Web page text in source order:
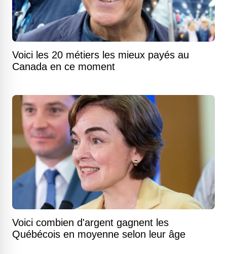
Voici les 20 métiers les mieux payés au
Canada en ce moment
Voici combien d'argent gagnent les
Québécois en moyenne selon leur âge